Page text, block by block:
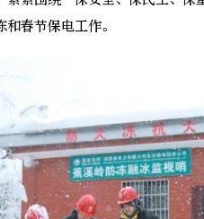
春节保电工作。